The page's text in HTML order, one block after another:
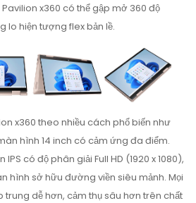
x360 có thể gập mở 360 độ
lo hiện tượng flex bản lề.
x360 theo nhiều cách phổ biến như
hình 14 inch có cảm ứng đa điểm.
có độ phân giải Full HD (1920 x 1080),
hình sở hữu đường viền siêu mảnh. Mọi
trung dễ hơn, cảm thụ sâu hơn trên chất